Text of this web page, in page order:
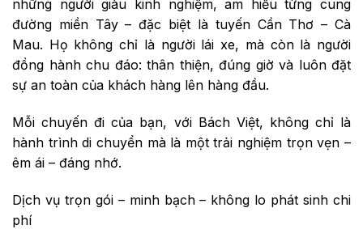
những người giàu kinh nghiệm, am hiểu từng cung
đường miền Tây – đặc biệt là tuyến Cần Thơ – Cà
Mau. Họ không chỉ là người lái xe, mà còn là người
đồng hành chu đáo: thân thiện, đúng giờ và luôn đặt
sự an toàn của khách hàng lên hàng đầu.
Mỗi chuyến đi của bạn, với Bách Việt, không chỉ là
hành trình di chuyển mà là một trải nghiệm trọn vẹn –
êm ái – đáng nhớ.
Dịch vụ trọn gói – minh bạch – không lo phát sinh chi
phí